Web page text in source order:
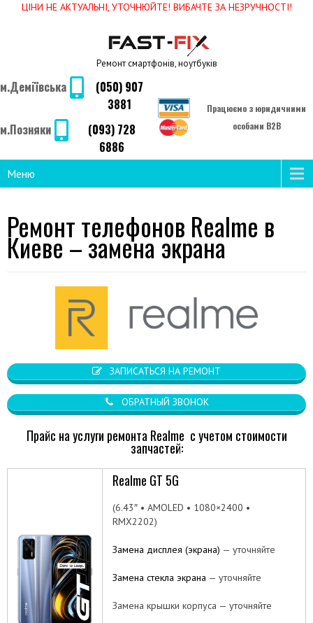
ЦІНИ НЕ АКТУАЛЬНІ, УТОЧНЮЙТЕ! ВИБАЧТЕ ЗА НЕЗРУЧНОСТІ!
Ремонт смартфонів, ноутбуків
м.Деміївська
(050) 907
3881
м.Позняки
(093) 728
6886
Працюємо з юридичними
особами B2B
Меню
Ремонт телефонов Realme в
Киеве – замена экрана
ЗАПИСАТЬСЯ НА РЕМОНТ
ОБРАТНЫЙ ЗВОНОК
Прайс на услуги ремонта Realme с учетом стоимости
запчастей:
Realme GT 5G
(6.43″ • AMOLED • 1080×2400 •
RMX2202)
Замена дисплея (экрана) — уточняйте
Замена стекла экрана — уточняйте
Замена крышки корпуса — уточняйте